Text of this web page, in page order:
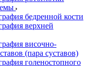
бедренной кости
верхней
височно-
(пара суставов)
голеностопного